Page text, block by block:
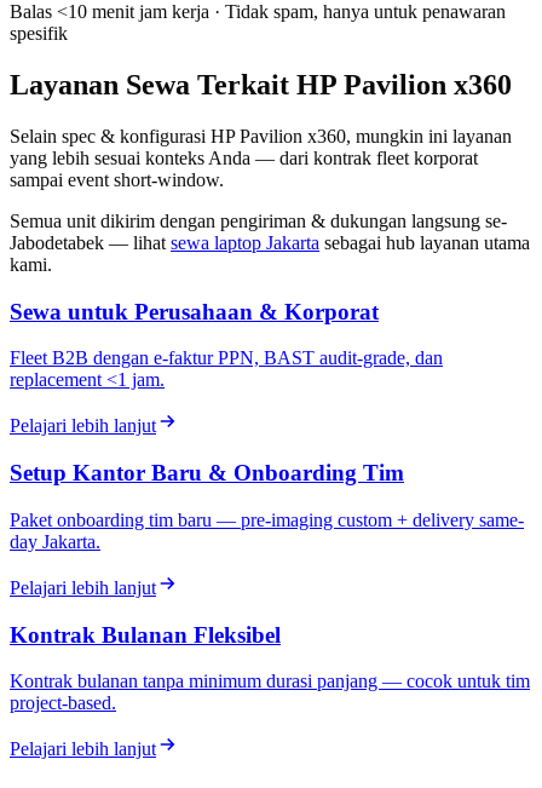
Balas <10 menit jam kerja · Tidak spam, hanya untuk penawaran
spesifik
Layanan Sewa Terkait HP Pavilion x360
Selain spec & konfigurasi HP Pavilion x360, mungkin ini layanan
yang lebih sesuai konteks Anda — dari kontrak fleet korporat
sampai event short-window.
Semua unit dikirim dengan pengiriman & dukungan langsung se-
Jabodetabek — lihat sewa laptop Jakarta sebagai hub layanan utama
kami.
Sewa untuk Perusahaan & Korporat
Fleet B2B dengan e-faktur PPN, BAST audit-grade, dan
replacement <1 jam.
Pelajari lebih lanjut
Setup Kantor Baru & Onboarding Tim
Paket onboarding tim baru — pre-imaging custom + delivery same-
day Jakarta.
Pelajari lebih lanjut
Kontrak Bulanan Fleksibel
Kontrak bulanan tanpa minimum durasi panjang — cocok untuk tim
project-based.
Pelajari lebih lanjut